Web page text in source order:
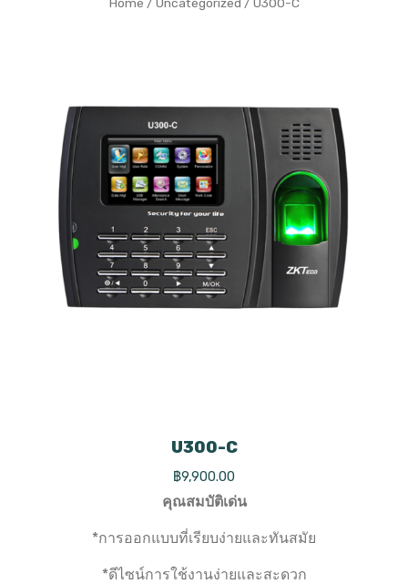
U300-C
฿9,900.00
คุณสมบัติเด่น
*การออกแบบที่เรียบง่ายและทันสมัย
*ดีไซน์การใช้งานง่ายและสะดวก